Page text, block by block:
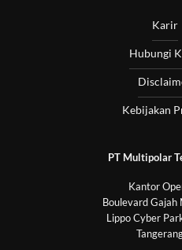
Karir
Hubungi
Kebijakan
PT Multipolar
Kantor
Boulevard
Lippo Cyber